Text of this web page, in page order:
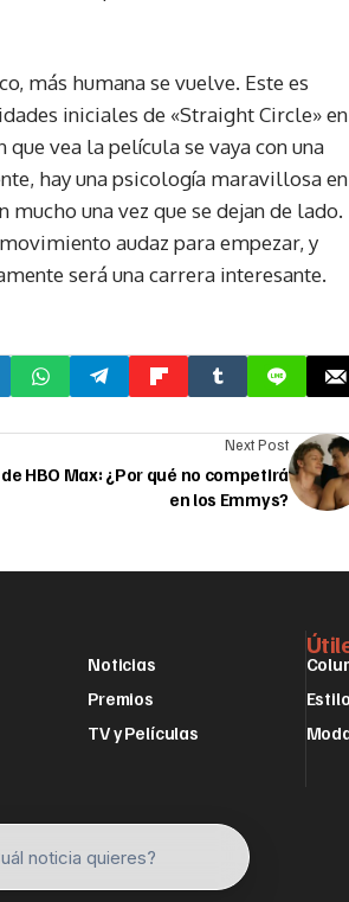
más humana se vuelve. Este es
iniciales de «Straight Circle» en
vea la película se vaya con una
hay una psicología maravillosa en
una vez que se dejan de lado.
audaz para empezar, y
será una carrera interesante.
Next Post
HBO Max: ¿Por qué no competirá
en los Emmys?
Noticias
Premios
TV y Películas